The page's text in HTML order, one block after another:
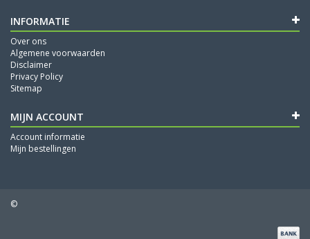
INFORMATIE
Over ons
Algemene voorwaarden
Disclaimer
Privacy Policy
Sitemap
MIJN ACCOUNT
Account informatie
Mijn bestellingen
©